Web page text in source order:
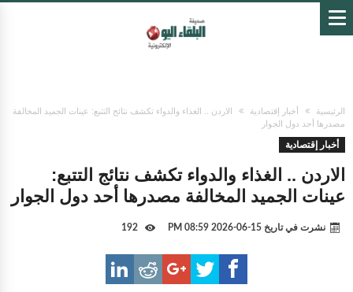
الرئيسية أخبار إقتصادية
الاردن .. الغذاء والدواء تكشف نتائج التتبع: عينات الجميد المخالفة
مصدرها أحد دول الجوار
أخبار إقتصادية
الاردن .. الغذاء والدواء تكشف نتائج التتبع:
عينات الجميد المخالفة مصدرها أحد دول الجوار
نشرت في تاريخ 15-06-2026 08:59 PM